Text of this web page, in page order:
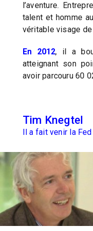
l’aventure.
talent et homme
véritable visage de
En 2012, il a
atteignant son
avoir parcouru 60
Tim Knegtel
Il a fait venir la Fed